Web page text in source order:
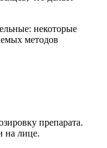
некоторые
методов
препарата.
на лице.